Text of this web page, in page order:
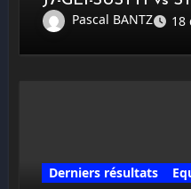
Pascal BANTZ
18
Derniers résultats